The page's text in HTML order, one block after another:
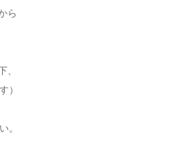
ら
、
）
。